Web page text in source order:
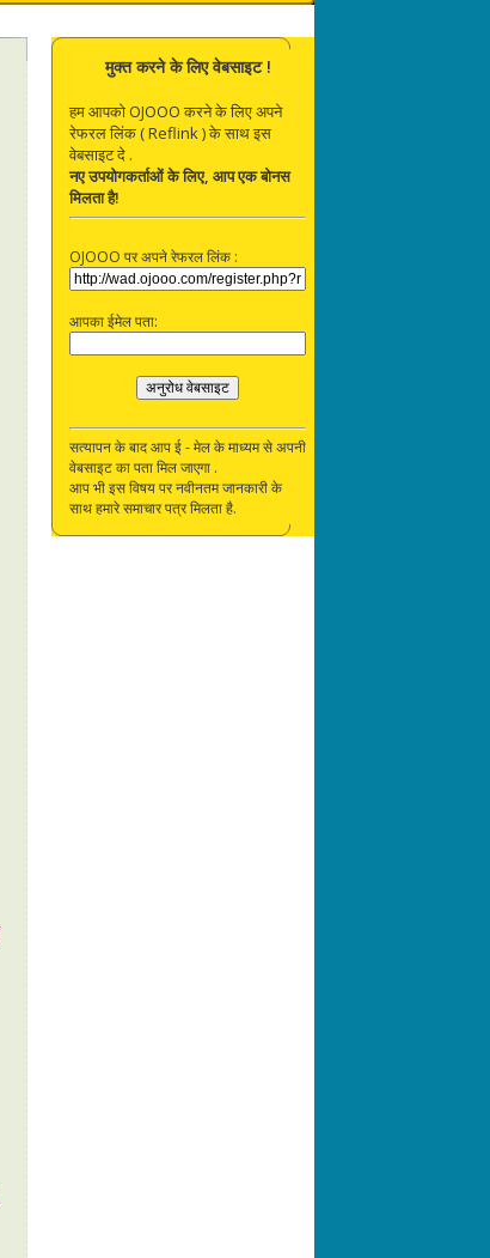
मुक्त करने के लिए वेबसाइट !
हम आपको OJOOO करने के लिए अपने
रेफरल लिंक ( Reflink ) के साथ इस
वेबसाइट दे .
नए उपयोगकर्ताओं के लिए, आप एक बोनस
मिलता है!
OJOOO पर अपने रेफरल लिंक :
आपका ईमेल पता:
सत्यापन के बाद आप ई - मेल के माध्यम से अपनी
वेबसाइट का पता मिल जाएगा .
आप भी इस विषय पर नवीनतम जानकारी के
साथ हमारे समाचार पत्र मिलता है.